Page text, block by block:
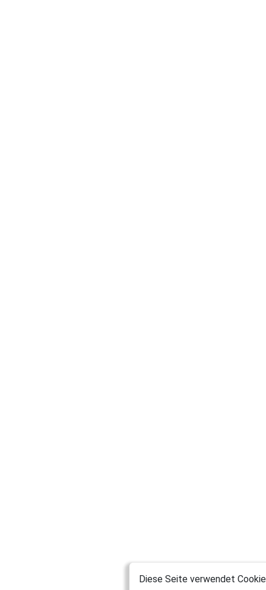
Diese Seite verwendet